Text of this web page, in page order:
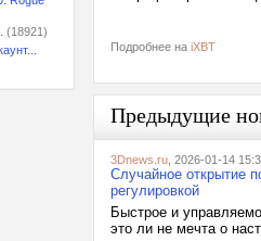
(18921)
Подробнее на iXBT
Предыдущие
3Dnews.ru , 2026-01-14
Случайное открытие
регулировкой
Быстрое и
это ли не мечта о